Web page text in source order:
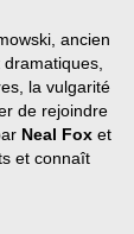
ancien
la vulgarité
de rejoindre
Neal Fox et
et connaît